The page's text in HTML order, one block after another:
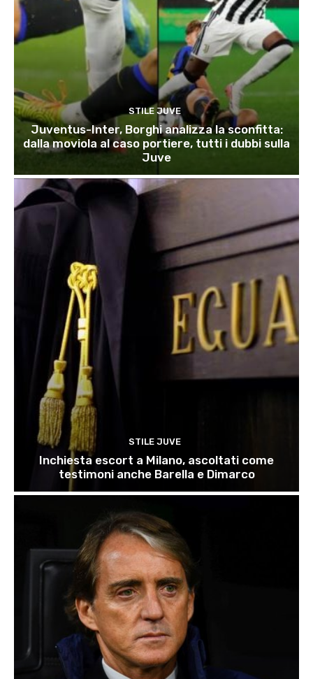
STILE JUVE
Juventus-Inter, Borghi analizza la sconfitta:
dalla moviola al caso portiere, tutti i dubbi sulla
Juve
STILE JUVE
Inchiesta escort a Milano, ascoltati come
testimoni anche Barella e Dimarco